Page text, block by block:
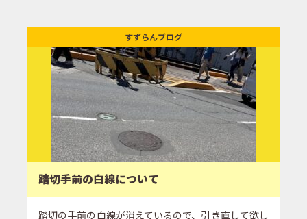
すずらんブログ
踏切手前の白線について
踏切の手前の白線が消えているので、引き直して欲し